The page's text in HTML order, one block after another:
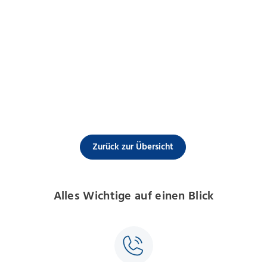
Zurück zur Übersicht
Alles Wichtige auf einen Blick